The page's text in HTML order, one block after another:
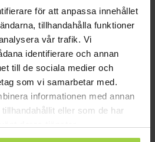
för att anpassa innehållet
tillhandahålla funktioner
vår trafik. Vi
identifierare och annan
till de sociala medier och
som vi samarbetar med.
informationen med annan
eller som de har
med Skärm, Utan Abonnemang (Nyhet!)